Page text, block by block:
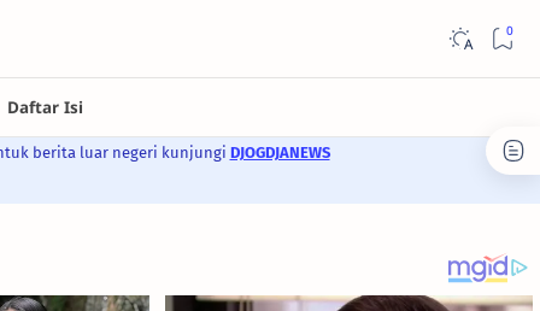
berita luar negeri kunjungi DJOGDJANEWS